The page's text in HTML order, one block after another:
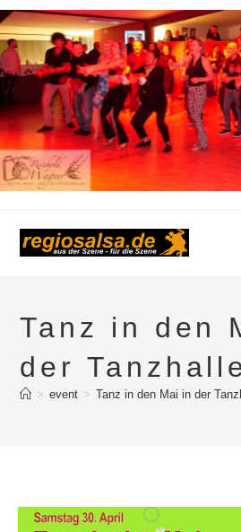
Zum
Inhalt
springen
Tanz in den
der
> event > Tanz in den Mai in der